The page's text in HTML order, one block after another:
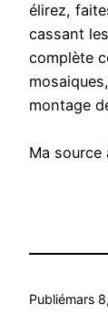
élirez,
cassant
complète
montage
Ma source
Publiémars